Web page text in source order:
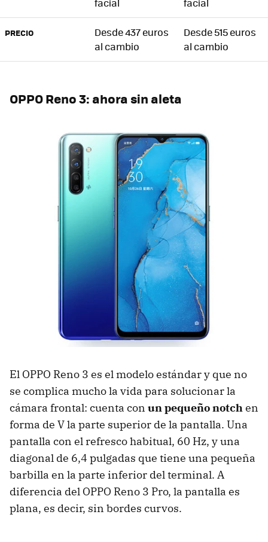
PRECIO
Desde 437 euros
al cambio
Desde 515 euros
al cambio
OPPO Reno 3: ahora sin aleta
El OPPO Reno 3 es el modelo estándar y que no
se complica mucho la vida para solucionar la
cámara frontal: cuenta con un pequeño notchen
forma de V la parte superior de la pantalla. Una
pantalla con el refresco habitual, 60 Hz, y una
diagonal de 6,4 pulgadas que tiene una pequeña
barbilla en la parte inferior del terminal. A
diferencia del OPPO Reno 3 Pro, la pantalla es
plana, es decir, sin bordes curvos.